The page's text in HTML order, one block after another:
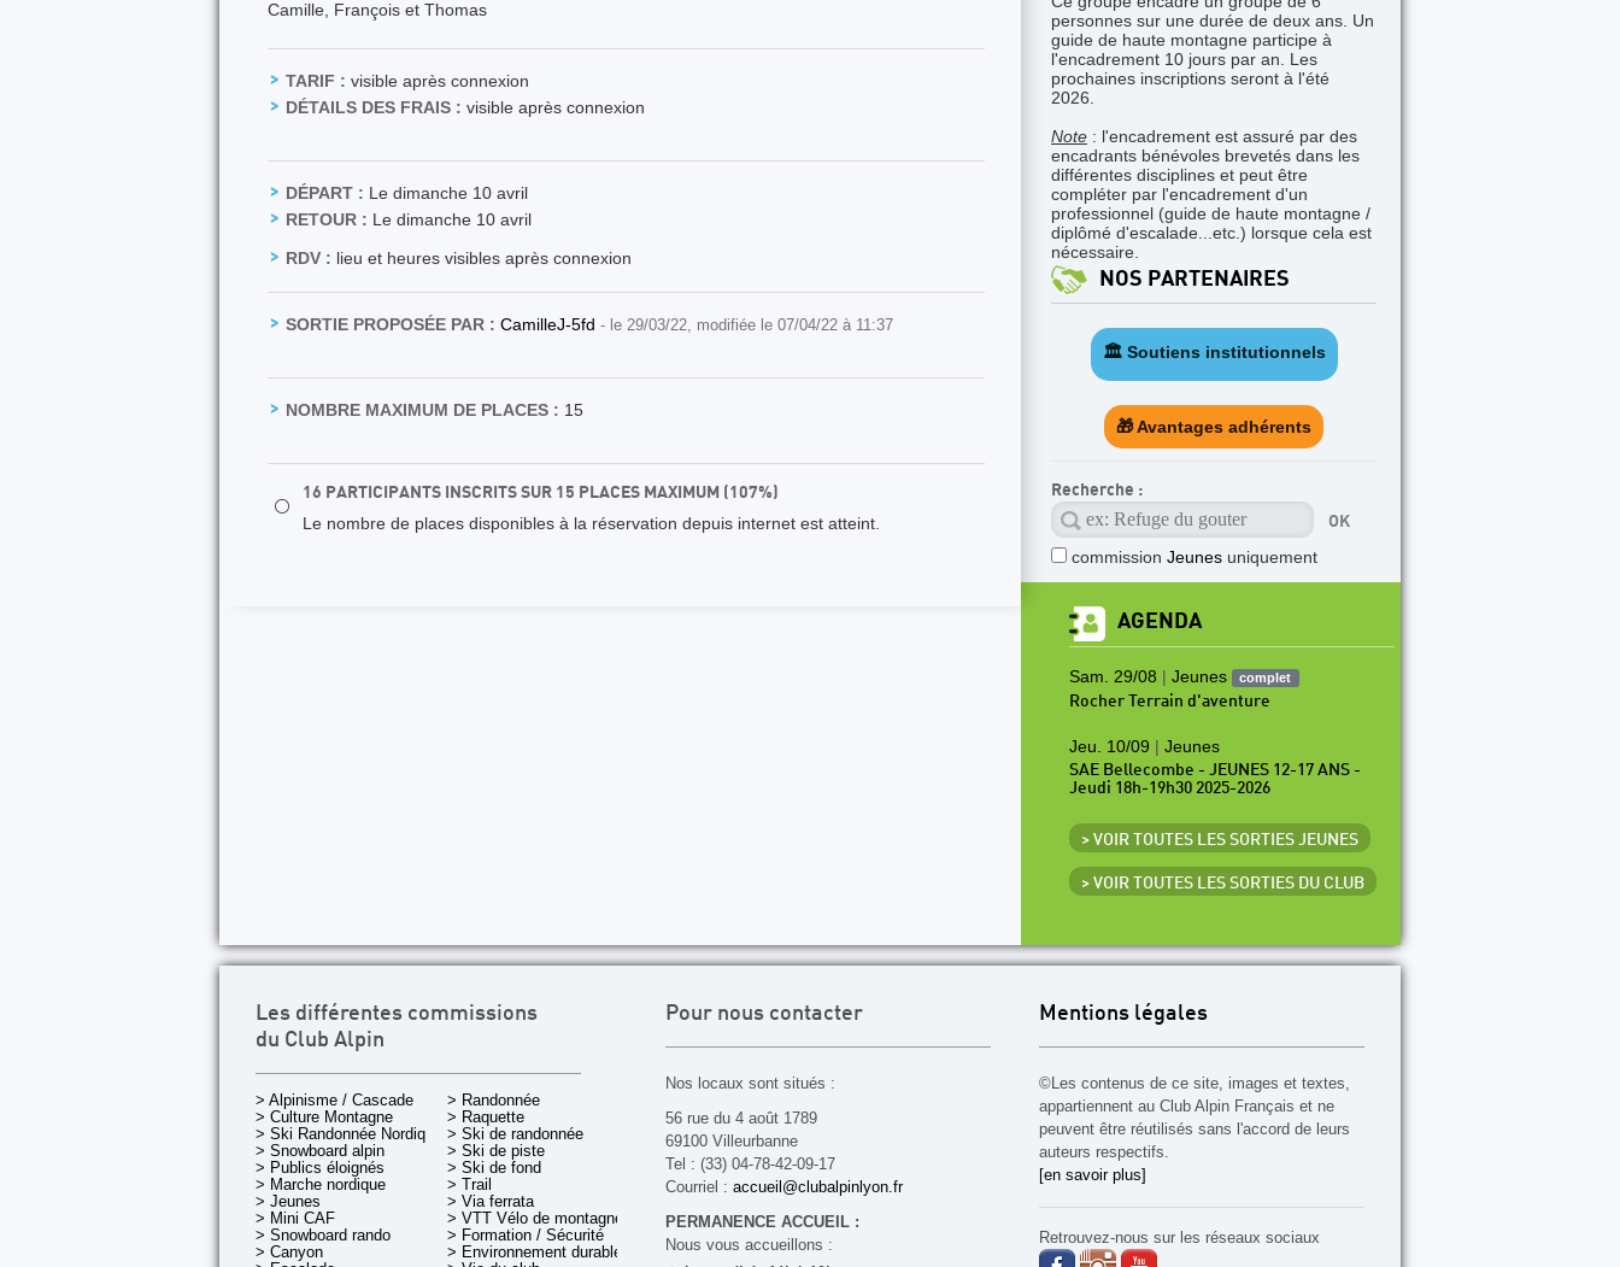
Camille, François et Thomas
TARIF : visible après connexion
DÉTAILS DES FRAIS : visible après connexion
DÉPART : Le dimanche 10 avril
RETOUR : Le dimanche 10 avril
RDV : lieu et heures visibles après connexion
SORTIE PROPOSÉE PAR : CamilleJ-5fd - le 29/03/22, modifiée le 07/04/22 à 11:37
NOMBRE MAXIMUM DE PLACES : 15
⚪
16 PARTICIPANTS INSCRITS SUR 15 PLACES MAXIMUM (107%)
Le nombre de places disponibles à la réservation depuis internet est atteint.
personnes sur une durée de deux ans. Un
guide de haute montagne participe à
l'encadrement 10 jours par an. Les
prochaines inscriptions seront à l'été
2026.
Note : l'encadrement est assuré par des
encadrants bénévoles brevetés dans les
différentes disciplines et peut être
compléter par l'encadrement d'un
professionnel (guide de haute montagne /
diplômé d'escalade...etc.) lorsque cela est
nécessaire.
NOS PARTENAIRES
🏛️ Soutiens institutionnels
🎁 Avantages adhérents
Recherche :
commission Jeunes uniquement
AGENDA
Sam. 29/08 | Jeunes complet
Rocher Terrain d'aventure
Jeu. 10/09 | Jeunes
SAE Bellecombe - JEUNES 12-17 ANS -
Jeudi 18h-19h30 2025-2026
> VOIR TOUTES LES SORTIES JEUNES
> VOIR TOUTES LES SORTIES DU CLUB
Les différentes commissions
du Club Alpin
> Alpinisme / Cascade
> Culture Montagne
> Ski Randonnée Nordique
> Snowboard alpin
> Publics éloignés
> Marche nordique
> Jeunes
> Mini CAF
> Snowboard rando
> Canyon
> Randonnée
> Raquette
> Ski de randonnée
> Ski de piste
> Ski de fond
> Trail
> Via ferrata
> VTT Vélo de montagne
> Formation / Sécurité
> Environnement durable
Pour nous contacter
Nos locaux sont situés :
56 rue du 4 août 1789
69100 Villeurbanne
Tel : (33) 04-78-42-09-17
Courriel : accueil@clubalpinlyon.fr
PERMANENCE ACCUEIL :
Nous vous accueillons :
Mentions légales
©Les contenus de ce site, images et textes,
appartiennent au Club Alpin Français et ne
peuvent être réutilisés sans l'accord de leurs
auteurs respectifs.
[en savoir plus]
Retrouvez-nous sur les réseaux sociaux